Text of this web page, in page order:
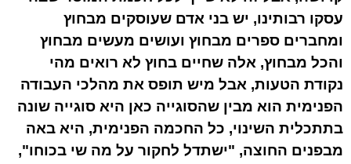
עסקו רבותינו, יש בני אדם שעוסקים מבחוץ
ומחברים ספרים מבחוץ ועושים מעשים מבחוץ
והכל מבחוץ, אלה שחיים בחוץ לא רואים מהי
נקודת הטעות, אבל מיש תופס את מהלכי העבודה
הפנימית הוא מבין שהסוגייה כאן היא סוגייה שונה
בתתכלית השינוי, כל החכמה הפנימית, היא באה
מבפנים החוצה, "ישתדל לחקור על מה שי בכוחו",